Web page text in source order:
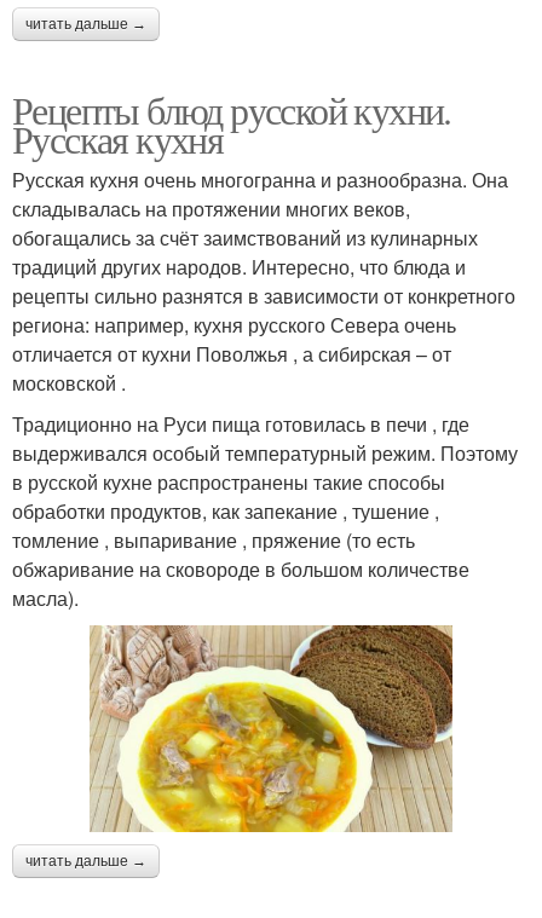
читать дальше →
Рецепты блюд русской кухни.
Русская кухня
Русская кухня очень многогранна и разнообразна. Она
складывалась на протяжении многих веков,
обогащались за счёт заимствований из кулинарных
традиций других народов. Интересно, что блюда и
рецепты сильно разнятся в зависимости от конкретного
региона: например, кухня русского Севера очень
отличается от кухни Поволжья , а сибирская – от
московской .
Традиционно на Руси пища готовилась в печи , где
выдерживался особый температурный режим. Поэтому
в русской кухне распространены такие способы
обработки продуктов, как запекание , тушение ,
томление , выпаривание , пряжение (то есть
обжаривание на сковороде в большом количестве
масла).
читать дальше →